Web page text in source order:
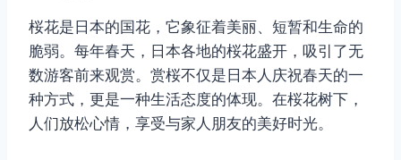
桜花是日本的国花，它象征着美丽、短暂和生命的
脆弱。每年春天，日本各地的桜花盛开，吸引了无
数游客前来观赏。赏桜不仅是日本人庆祝春天的一
种方式，更是一种生活态度的体现。在桜花树下，
人们放松心情，享受与家人朋友的美好时光。